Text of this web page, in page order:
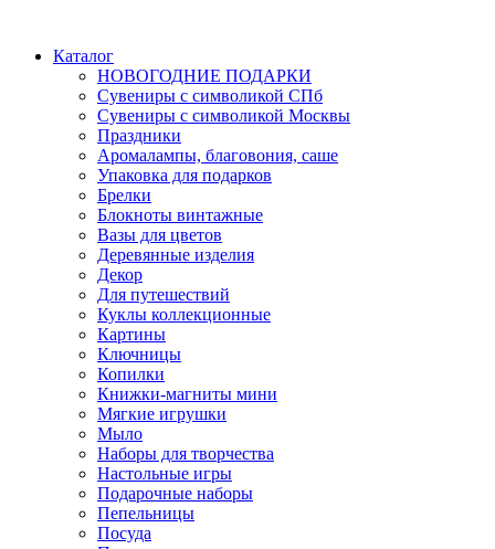
Каталог
НОВОГОДНИЕ ПОДАРКИ
Сувениры с символикой СПб
Сувениры с символикой Москвы
Праздники
Аромалампы, благовония, саше
Упаковка для подарков
Брелки
Блокноты винтажные
Вазы для цветов
Деревянные изделия
Декор
Для путешествий
Куклы коллекционные
Картины
Ключницы
Копилки
Книжки-магниты мини
Мягкие игрушки
Мыло
Наборы для творчества
Настольные игры
Подарочные наборы
Пепельницы
Посуда